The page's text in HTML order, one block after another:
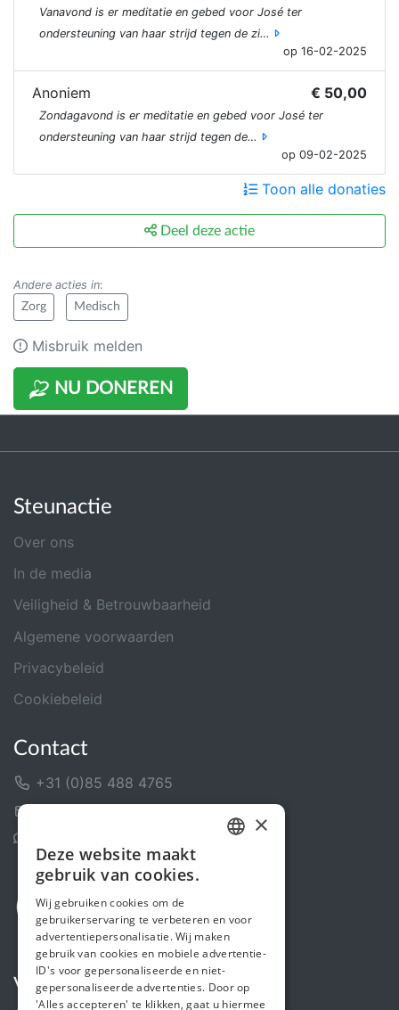
NU DONEREN
Vanavond is er meditatie en gebed voor José ter
ondersteuning van haar strijd tegen de zi…
op 16-02-2025
Anoniem € 50,00
Zondagavond is er meditatie en gebed voor José ter
ondersteuning van haar strijd tegen de…
op 09-02-2025
Toon alle donaties
Deel deze actie
Andere acties in:
Zorg Medisch
Misbruik melden
Steunactie
Over ons
In de media
Veiligheid & Betrouwbaarheid
Algemene voorwaarden
Privacybeleid
Cookiebeleid
Contact
+31 (0)85 488 4765
Volg ons
ENGLISH
×
Deze website maakt
gebruik van cookies.
Wij gebruiken cookies om de
gebruikerservaring te verbeteren en voor
advertentiepersonalisatie. Wij maken
gebruik van cookies en mobiele advertentie-
ID's voor gepersonaliseerde en niet-
gepersonaliseerde advertenties. Door op
'Alles accepteren' te klikken, gaat u hiermee